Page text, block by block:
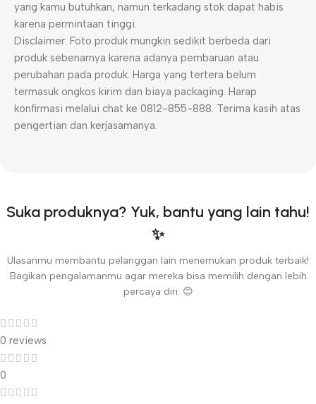
yang kamu butuhkan, namun terkadang stok dapat habis
karena permintaan tinggi.
Disclaimer: Foto produk mungkin sedikit berbeda dari
produk sebenarnya karena adanya pembaruan atau
perubahan pada produk. Harga yang tertera belum
termasuk ongkos kirim dan biaya packaging. Harap
konfirmasi melalui chat ke 0812-855-888. Terima kasih atas
pengertian dan kerjasamanya.
Suka produknya? Yuk, bantu yang lain tahu!
✨
Ulasanmu membantu pelanggan lain menemukan produk terbaik!
Bagikan pengalamanmu agar mereka bisa memilih dengan lebih
percaya diri. 😊
0 reviews
0